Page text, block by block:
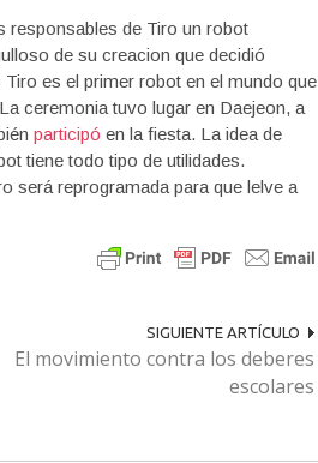
responsables de Tiro un robot
de su creacion que decidió
es el primer robot en el mundo que
ceremonia tuvo lugar en Daejeon, a
participó en la fiesta. La idea de
tiene todo tipo de utilidades.
será reprogramada para que lelve a
SIGUIENTE ARTÍCULO
El movimiento contra los deberes
escolares